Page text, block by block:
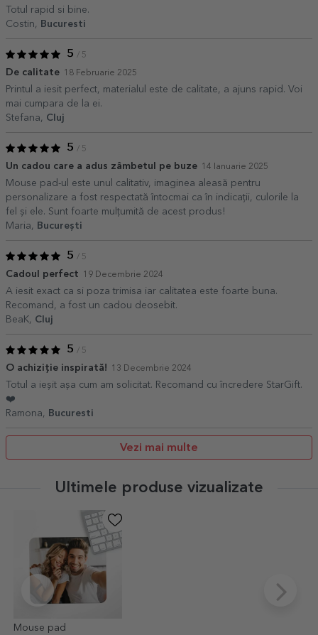
Totul rapid si bine.
Costin,
Bucuresti
5 / 5
De calitate 18 Februarie 2025
Printul a iesit perfect, materialul este de calitate, a ajuns rapid. Voi
mai cumpara de la ei.
Stefana, Cluj
5 / 5
Un cadou care a adus zâmbetul pe buze 14 Ianuarie 2025
Mouse pad-ul este unul calitativ, imaginea aleasă pentru
personalizare a fost respectată întocmai ca în indicații, culorile la
fel și ele. Sunt foarte mulțumită de acest produs!
Maria,
București
5 / 5
Cadoul perfect 19 Decembrie 2024
A iesit exact ca si poza trimisa iar calitatea este foarte buna.
Recomand, a fost un cadou deosebit.
BeaK, Cluj
5 / 5
O achiziție inspirată! 13 Decembrie 2024
Totul a ieșit așa cum am solicitat. Recomand cu încredere StarGift.
❤️
Ramona,
Bucuresti
Vezi mai multe
Ultimele produse vizualizate
Mouse pad